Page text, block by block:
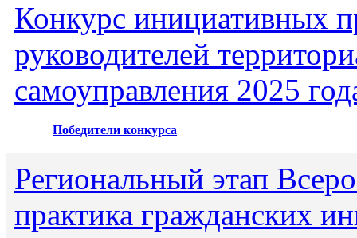
Конкурс инициативных
руководителей
самоуправления 2025
Победители конкурса
Региональный этап
практика гражданских